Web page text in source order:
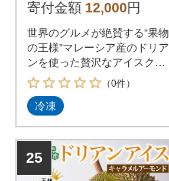
0ml 6個 セット 静岡
寄付金額 12,000円
世界のグルメが絶賛する”果物
の王様”マレーシア産のドリア
ンを使った贅沢なアイスクリ
ームをお届けします
（0件）
冷凍
25